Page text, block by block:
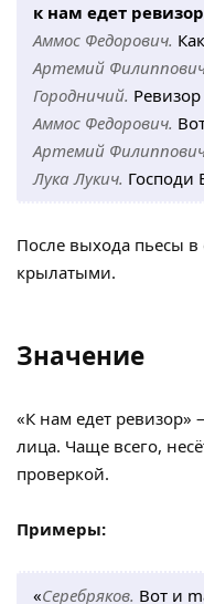
к нам едет
Аммос Федорович.
Артемий
Городничий.
Аммос Федорович.
Артемий
Лука Лукич. Господи
После выхода пьесы в
крылатыми.
Значение
«К нам едет
лица. Чаще всего,
проверкой.
Примеры:
«Серебряков. Вот и